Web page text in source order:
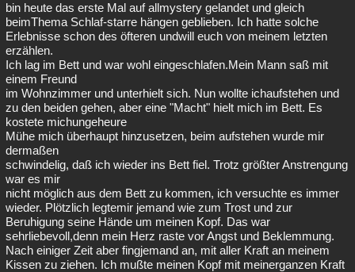
Besucht Teilgenommen Alle Neue Geschlossen
Lesenswert Schlüsselwörter
bin heute das erste Mal auf allmystery gelandet und gleich
beimThema Schlaf-starre hängen geblieben. Ich hatte solche
Erlebnisse schon des öfteren undwill euch von meinem letzten
erzählen.
Ich lag im Bett und war wohl eingeschlafen.Mein Mann saß mit
einem Freund
im Wohnzimmer und unterhielt sich. Nun wollte ichaufstehen und
zu den beiden gehen, aber eine "Macht" hielt mich im Bett. Es
kostete michungeheure
Mühe mich überhaupt hinzusetzen, beim aufstehen wurde mir
dermaßen
schwindelig, daß ich wieder ins Bett fiel. Trotz größter Anstrengung
war es mir
nicht möglich aus dem Bett zu kommen, ich versuchte es immer
wieder. Plötzlich legtemir jemand wie zum Trost und zur
Beruhigung seine Hände um meinen Kopf. Das war
sehrliebevoll,denn mein Herz raste vor Angst und Beklemmung.
Nach einiger Zeit aber fingjemand an, mit aller Kraft an meinem
Kissen zu ziehen. Ich mußte meinen Kopf mit meinerganzen Kraft